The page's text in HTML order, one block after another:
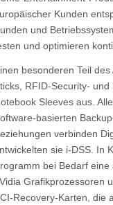
Kunden
und
und optimieren
besonderen Teil
RFID-Security-
Sleeves aus.
basierten
verbinden
sie i-DSS. In
bei Bedarf
Grafikprozessoren
Recovery-Karten, die